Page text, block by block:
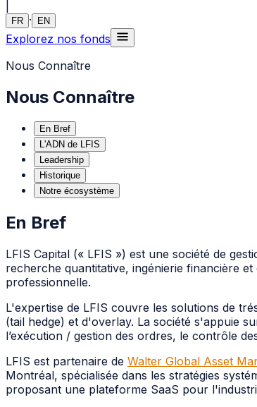
FR · EN
Explorez nos fonds
Nous Connaître
Nous Connaître
En Bref
L'ADN de LFIS
Leadership
Historique
Notre écosystème
En Bref
LFIS Capital (« LFIS ») est une société de
recherche quantitative, ingénierie financière
professionnelle.
L'expertise de LFIS couvre les solutions de
(tail hedge) et d'overlay. La société s'appuie
l’exécution / gestion des ordres, le contrôle
LFIS est partenaire de Walter Global Asset
Montréal, spécialisée dans les stratégies
proposant une plateforme SaaS pour